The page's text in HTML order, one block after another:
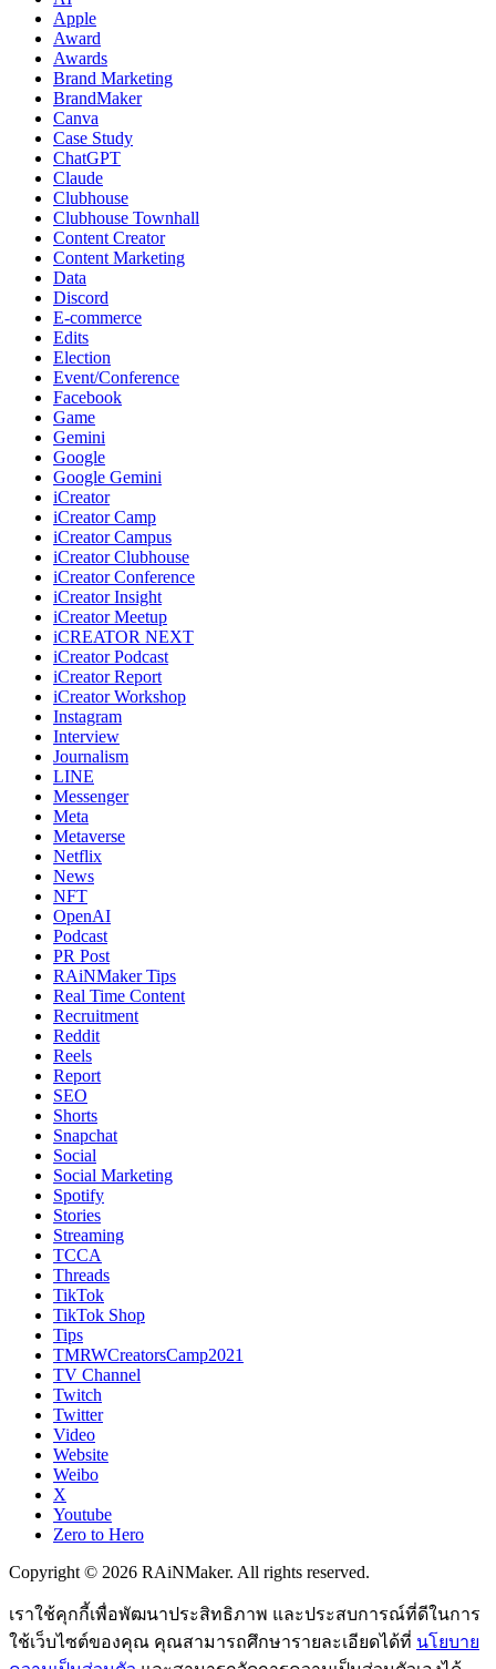
Apple
Award
Awards
Brand Marketing
BrandMaker
Canva
Case Study
ChatGPT
Claude
Clubhouse
Clubhouse Townhall
Content Creator
Content Marketing
Data
Discord
E-commerce
Edits
Election
Event/Conference
Facebook
Game
Gemini
Google
Google Gemini
iCreator
iCreator Camp
iCreator Campus
iCreator Clubhouse
iCreator Conference
iCreator Insight
iCreator Meetup
iCREATOR NEXT
iCreator Podcast
iCreator Report
iCreator Workshop
Instagram
Interview
Journalism
LINE
Messenger
Meta
Metaverse
Netflix
News
NFT
OpenAI
Podcast
PR Post
RAiNMaker Tips
Real Time Content
Recruitment
Reddit
Reels
Report
SEO
Shorts
Snapchat
Social
Social Marketing
Spotify
Stories
Streaming
TCCA
Threads
TikTok
TikTok Shop
Tips
TMRWCreatorsCamp2021
TV Channel
Twitch
Twitter
Video
Website
Weibo
X
Youtube
Zero to Hero
Copyright © 2026 RAiNMaker. All rights reserved.
เราใช้คุกกี้เพื่อพัฒนาประสิทธิภาพ และประสบการณ์ที่ดีในการ
ใช้เว็บไซต์ของคุณ คุณสามารถศึกษารายละเอียดได้ที่ นโยบาย